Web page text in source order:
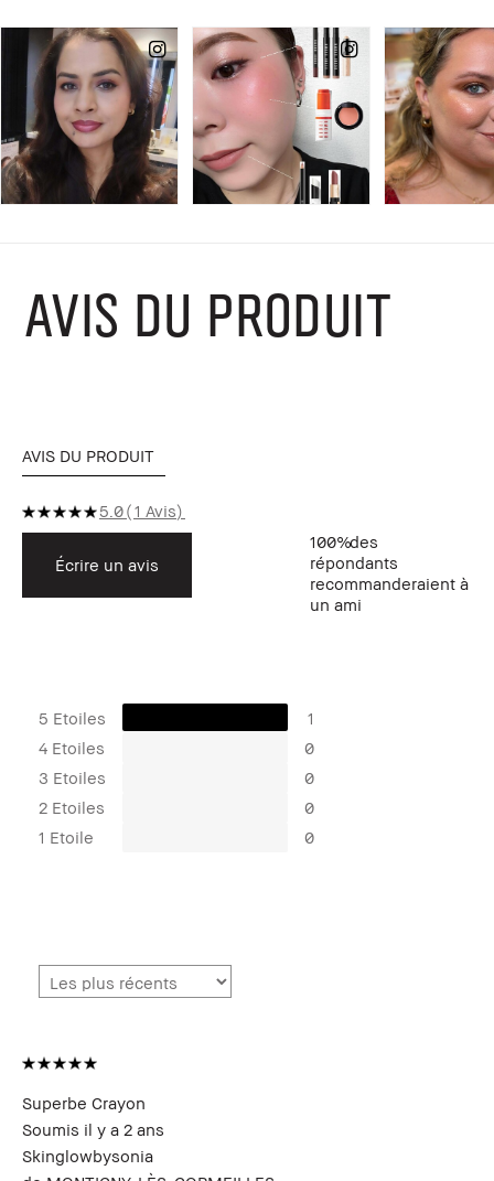
AVIS DU PRODUIT
AVIS DU PRODUIT
5.0 1 Avis
Écrire un avis
100%des
répondants
recommanderaient à
un ami
5 Etoiles
1
4 Etoiles
0
3 Etoiles
0
2 Etoiles
0
1 Etoile
0
Superbe Crayon
Soumis il y a 2 ans
Skinglowbysonia